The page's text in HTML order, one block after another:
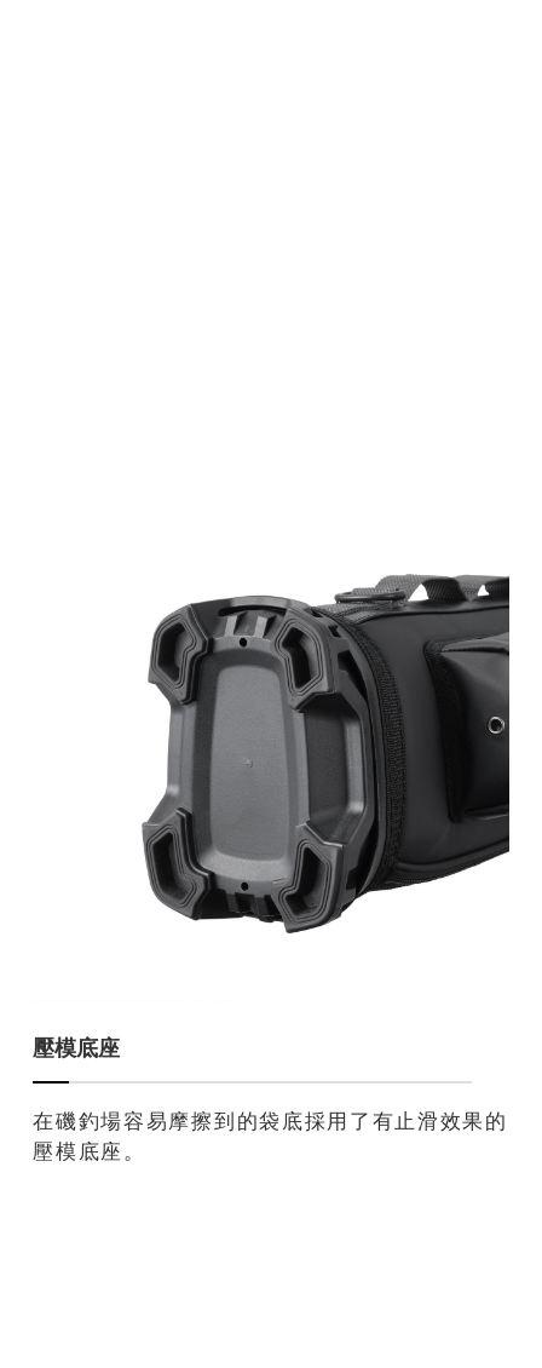
壓模底座
在磯釣場容易摩擦到的袋底採用了有止滑效果的
壓模底座。